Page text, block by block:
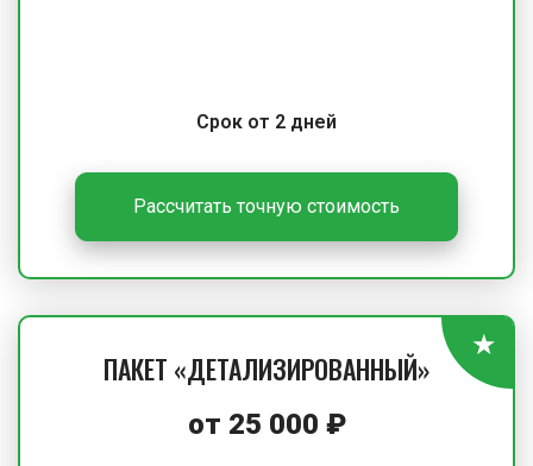
Срок от 2 дней
Рассчитать точную стоимость
ПАКЕТ «ДЕТАЛИЗИРОВАННЫЙ»
от 25 000 ₽